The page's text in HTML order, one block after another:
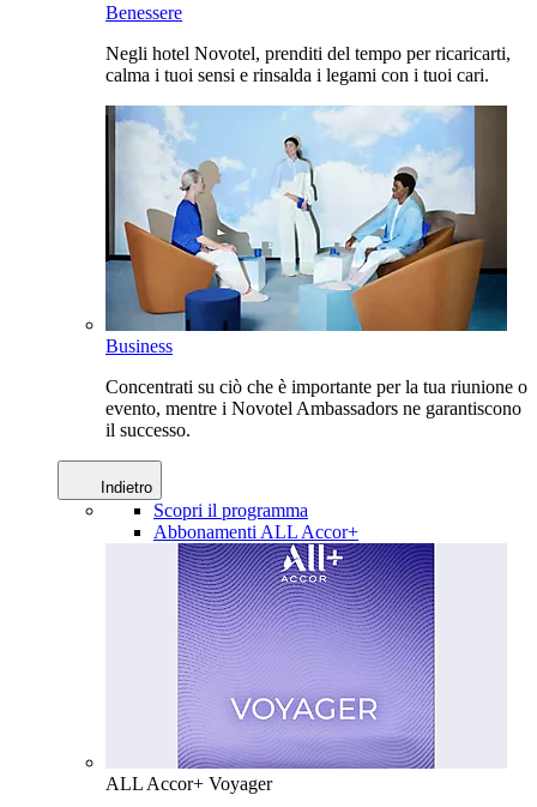
Benessere
Negli hotel Novotel, prenditi del tempo per ricaricarti,
calma i tuoi sensi e rinsalda i legami con i tuoi cari.
Business
Concentrati su ciò che è importante per la tua riunione o
evento, mentre i Novotel Ambassadors ne garantiscono
il successo.
Indietro
Scopri il programma
Abbonamenti ALL Accor+
ALL Accor+ Voyager